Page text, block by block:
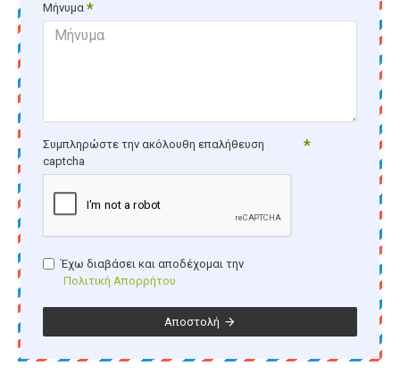
Μήνυμα
Συμπληρώστε την ακόλουθη επαλήθευση
captcha
Έχω διαβάσει και αποδέχομαι την
Πολιτική Απορρήτου
Αποστολή